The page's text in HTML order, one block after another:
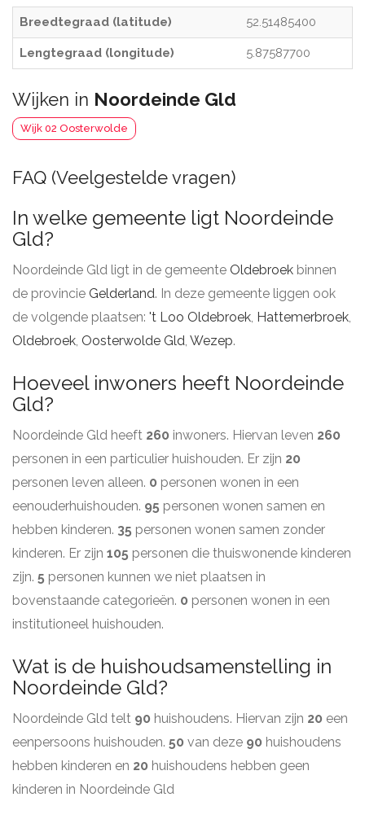
Breedtegraad (latitude) 52.51485400
Lengtegraad (longitude) 5.87587700
Wijken in Noordeinde Gld
Wijk 02 Oosterwolde
FAQ (Veelgestelde vragen)
In welke gemeente ligt Noordeinde
Gld?
Noordeinde Gld ligt in de gemeente Oldebroek binnen
de provincie Gelderland. In deze gemeente liggen ook
de volgende plaatsen: 't Loo Oldebroek, Hattemerbroek,
Oldebroek, Oosterwolde Gld, Wezep.
Hoeveel inwoners heeft Noordeinde
Gld?
Noordeinde Gld heeft 260 inwoners. Hiervan leven 260
personen in een particulier huishouden. Er zijn 20
personen leven alleen. 0 personen wonen in een
eenouderhuishouden. 95 personen wonen samen en
hebben kinderen. 35 personen wonen samen zonder
kinderen. Er zijn 105 personen die thuiswonende kinderen
zijn. 5 personen kunnen we niet plaatsen in
bovenstaande categorieën. 0 personen wonen in een
institutioneel huishouden.
Wat is de huishoudsamenstelling in
Noordeinde Gld?
Noordeinde Gld telt 90 huishoudens. Hiervan zijn 20 een
eenpersoons huishouden. 50 van deze 90 huishoudens
hebben kinderen en 20 huishoudens hebben geen
kinderen in Noordeinde Gld